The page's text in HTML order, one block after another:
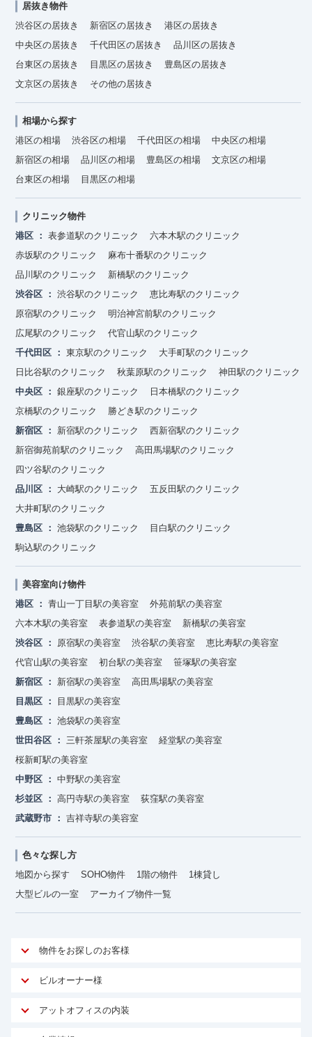
居抜き物件
渋谷区の居抜き
新宿区の居抜き
港区の居抜き
中央区の居抜き
千代田区の居抜き
品川区の居抜き
台東区の居抜き
目黒区の居抜き
豊島区の居抜き
文京区の居抜き
その他の居抜き
相場から探す
港区の相場
渋谷区の相場 千代田区の相場
中央区の相場
新宿区の相場
品川区の相場 豊島区の相場
文京区の相場
台東区の相場
目黒区の相場
クリニック物件
港区
表参道駅のクリニック
六本木駅のクリニック
赤坂駅のクリニック
麻布十番駅のクリニック
品川駅のクリニック
新橋駅のクリニック
渋谷区
渋谷駅のクリニック
恵比寿駅のクリニック
原宿駅のクリニック
明治神宮前駅のクリニック
広尾駅のクリニック
代官山駅のクリニック
千代田区
東京駅のクリニック
大手町駅のクリニック
日比谷駅のクリニック
秋葉原駅のクリニック
神田駅のクリニック
中央区
銀座駅のクリニック
日本橋駅のクリニック
京橋駅のクリニック
勝どき駅のクリニック
新宿区
新宿駅のクリニック
西新宿駅のクリニック
新宿御苑前駅のクリニック
高田馬場駅のクリニック
四ツ谷駅のクリニック
品川区
大崎駅のクリニック
五反田駅のクリニック
大井町駅のクリニック
豊島区
池袋駅のクリニック
目白駅のクリニック
駒込駅のクリニック
美容室向け物件
港区
青山一丁目駅の美容室
外苑前駅の美容室
六本木駅の美容室
表参道駅の美容室
新橋駅の美容室
渋谷区
原宿駅の美容室 渋谷駅の美容室
恵比寿駅の美容室
代官山駅の美容室
初台駅の美容室
笹塚駅の美容室
新宿区
新宿駅の美容室
高田馬場駅の美容室
目黒区
目黒駅の美容室
豊島区
池袋駅の美容室
世田谷区
三軒茶屋駅の美容室
経堂駅の美容室
桜新町駅の美容室
中野区
中野駅の美容室
杉並区
高円寺駅の美容室
荻窪駅の美容室
武蔵野市
吉祥寺駅の美容室
色々な探し方
地図から探す
SOHO物件 1階の物件
1棟貸し
大型ビルの一室
アーカイブ物件一覧
物件をお探しのお客様
アットオフィスが選ばれる理由
ご契約者様インタビュー
ビルオーナー様
オーナー様向けサービス
アットオフィスの内装
サービス内容